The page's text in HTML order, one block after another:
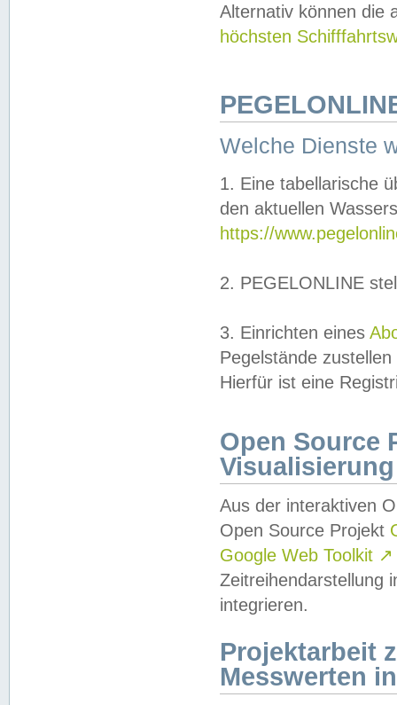
Alternativ können die
höchsten
Welche Dienste
1. Eine tabellarische
den aktuellen
https://
2. PEGELONLINE
3. Einrichten eines
Pegelstände
Hierfür ist eine
Open Source
Visualisierung
Aus der interaktiven
Open Source Projekt
Google Web Toolkit ↗
Zeitreihendarstellung
integrieren.
Projektarbeit
Messwerten